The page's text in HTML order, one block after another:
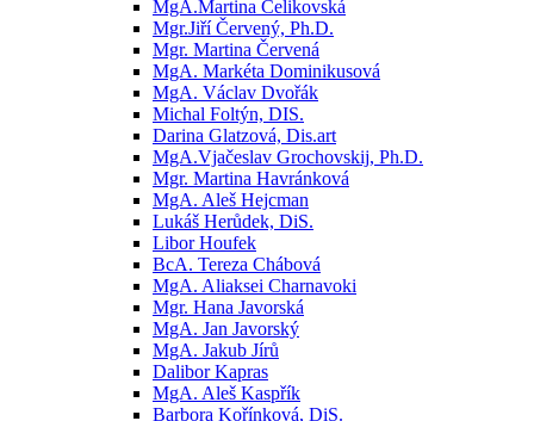
MgA.Martina Čelikovská
Mgr.Jiří Červený, Ph.D.
Mgr. Martina Červená
MgA. Markéta Dominikusová
MgA. Václav Dvořák
Michal Foltýn, DIS.
Darina Glatzová, Dis.art
MgA.Vjačeslav Grochovskij, Ph.D.
Mgr. Martina Havránková
MgA. Aleš Hejcman
Lukáš Herůdek, DiS.
Libor Houfek
BcA. Tereza Chábová
MgA. Aliaksei Charnavoki
Mgr. Hana Javorská
MgA. Jan Javorský
MgA. Jakub Jírů
Dalibor Kapras
MgA. Aleš Kaspřík
Barbora Kořínková, DiS.